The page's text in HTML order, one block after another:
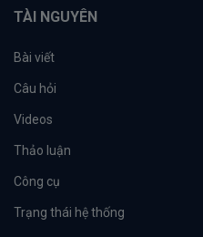
TÀI NGUYÊN
Bài viết
Câu hỏi
Videos
Thảo luận
Công cụ
Trạng thái hệ thống